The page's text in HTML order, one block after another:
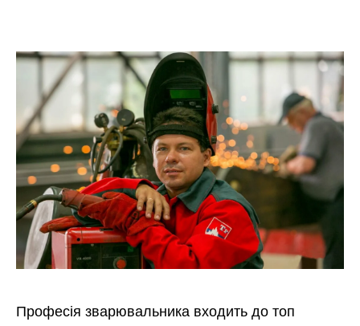
Професія зварювальника входить до топ